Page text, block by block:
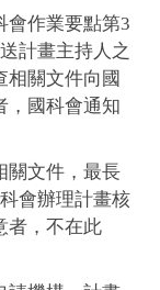
會作業要點第3
計畫主持人之
相關文件向國
，國科會通知
關文件，最長
會辦理計畫核
者，不在此